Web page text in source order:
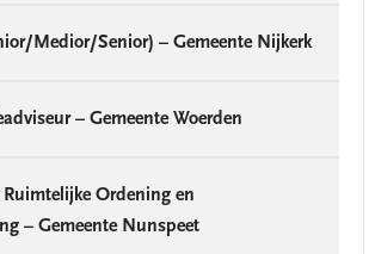
Medior/Senior) – Gemeente Nijkerk
– Gemeente Woerden
Ruimtelijke Ordening en
– Gemeente Nunspeet